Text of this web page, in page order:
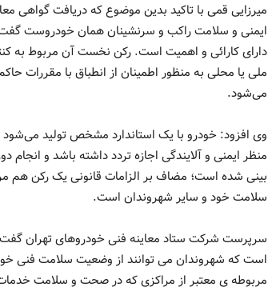
میرزایی قمی با تاکید بدین موضوع که دریافت گواهی
ایمنی و سلامت راکب و سرنشینان همان خودروست
دارای کارائی و اهمیت است. رکن نخست آن مربوط به
ملی یا محلی به منظور اطمینان از انطباق با مقررات
می‌شود.
وی افزود: خودرو با یک استاندارد مشخص تولید می‌شود
منظر ایمنی و آلایندگی اجازه تردد داشته باشد و
بینی شده است؛ مضاف بر الزامات قانونی یک رکن هم
سلامت خود و سایر شهروندان است.
سرپرست شرکت ستاد معاینه فنی خودروهای تهران
است که شهروندان می توانند از وضعیت سلامت فنی
مربوطه ی معتبر از مراکزی که در صحت و سلامت